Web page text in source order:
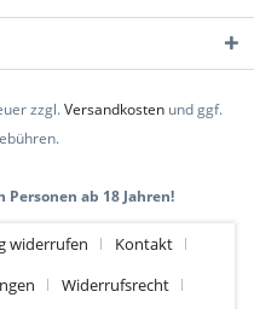
zzgl.Versandkosten und ggf.
ab 18 Jahren!
widerrufen
Kontakt
Widerrufsrecht